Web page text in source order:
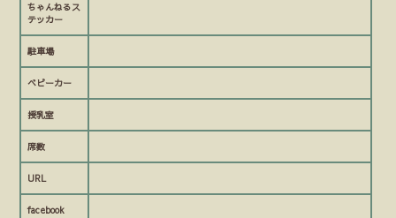
ちゃんねるス
テッカー
駐車場
ベビーカー
授乳室
席数
URL
facebook